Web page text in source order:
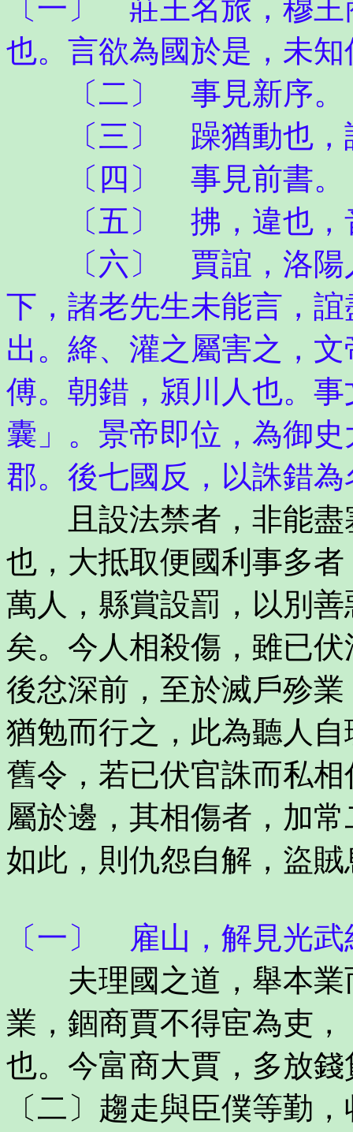
〔一〕 莊王名旅，穆
也。言欲為國於是，未
〔二〕 事見新序。
〔三〕 躁猶動也，
〔四〕 事見前書。
〔五〕 拂，違也，
〔六〕 賈誼，洛陽人
下，諸老先生未能言，
出。絳、灌之屬害之，
傅。朝錯，潁川人也。
囊」。景帝即位，為御
郡。後七國反，以誅錯
且設法禁者，非能盡
也，大抵取便國利事多
萬人，縣賞設罰，以別
矣。今人相殺傷，雖已
後忿深前，至於滅戶殄
猶勉而行之，此為聽人
舊令，若已伏官誅而私
屬於邊，其相傷者，加
如此，則仇怨自解，盜賊
〔一〕 雇山，解見光武
夫理國之道，舉本業
業，錮商賈不得宦為吏
也。今富商大賈，多放
〔二〕趨走與臣僕等勤